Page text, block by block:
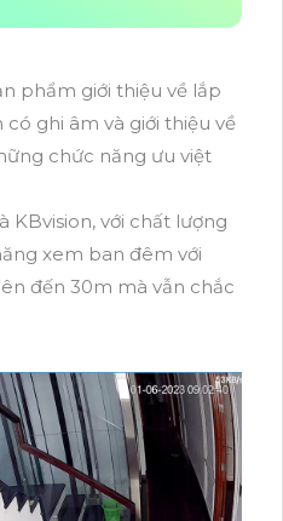
phẩm giới thiệu về lắp
ghi âm và giới thiệu về
chức năng ưu việt
KBvision, với chất lượng
xem ban đêm với
đến 30m mà vẫn chắc